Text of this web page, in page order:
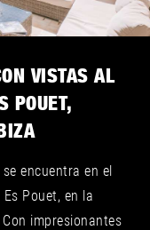
VISTAS AL
POUET,
encuentra en el
Pouet, en la
impresionantes